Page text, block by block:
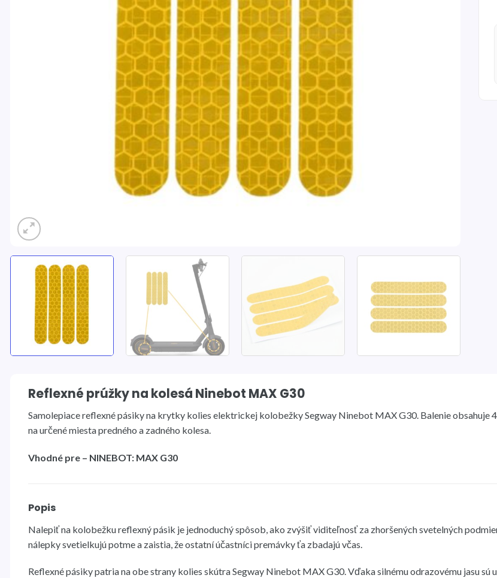
Reflexné prúžky na kolesá Ninebot MAX G30
Samolepiace reflexné pásiky na krytky kolies elektrickej kolobežky Segway Ninebot MAX G30. Balenie obsahuje
na určené miesta predného a zadného kolesa.
Vhodné pre – NINEBOT: MAX G30
Popis
Nalepiť na kolobežku reflexný pásik je jednoduchý spôsob, ako zvýšiť viditeľnosť za zhoršených svetelných
nálepky svetielkujú potme a zaistia, že ostatní účastníci premávky ťa zbadajú včas.
Reflexné pásiky patria na obe strany kolies skútra Segway Ninebot MAX G30. Vďaka silnému odrazovému jasu sú